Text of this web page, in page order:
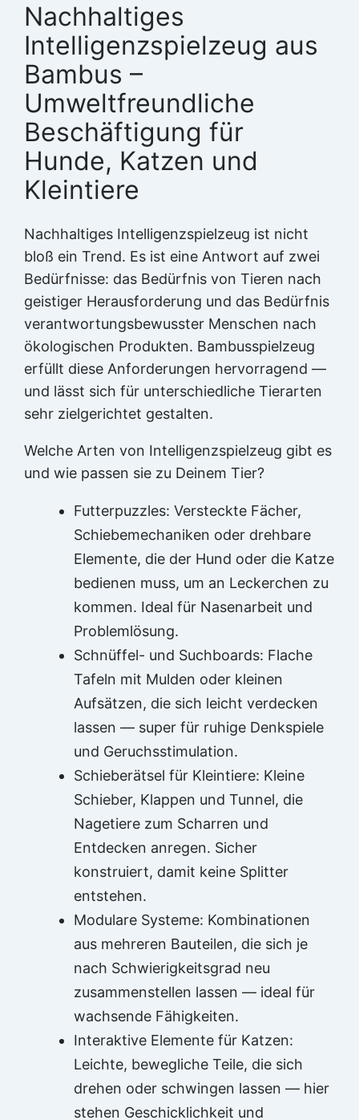
Nachhaltiges
Intelligenzspielzeug aus
Bambus –
Umweltfreundliche
Beschäftigung für
Hunde, Katzen und
Kleintiere
Nachhaltiges Intelligenzspielzeug ist nicht
bloß ein Trend. Es ist eine Antwort auf zwei
Bedürfnisse: das Bedürfnis von Tieren nach
geistiger Herausforderung und das Bedürfnis
verantwortungsbewusster Menschen nach
ökologischen Produkten. Bambusspielzeug
erfüllt diese Anforderungen hervorragend —
und lässt sich für unterschiedliche Tierarten
sehr zielgerichtet gestalten.
Welche Arten von Intelligenzspielzeug gibt es
und wie passen sie zu Deinem Tier?
Futterpuzzles: Versteckte Fächer,
Schiebemechaniken oder drehbare
Elemente, die der Hund oder die Katze
bedienen muss, um an Leckerchen zu
kommen. Ideal für Nasenarbeit und
Problemlösung.
Schnüffel- und Suchboards: Flache
Tafeln mit Mulden oder kleinen
Aufsätzen, die sich leicht verdecken
lassen — super für ruhige Denkspiele
und Geruchsstimulation.
Schieberätsel für Kleintiere: Kleine
Schieber, Klappen und Tunnel, die
Nagetiere zum Scharren und
Entdecken anregen. Sicher
konstruiert, damit keine Splitter
entstehen.
Modulare Systeme: Kombinationen
aus mehreren Bauteilen, die sich je
nach Schwierigkeitsgrad neu
zusammenstellen lassen — ideal für
wachsende Fähigkeiten.
Interaktive Elemente für Katzen:
Leichte, bewegliche Teile, die sich
drehen oder schwingen lassen — hier
stehen Geschicklichkeit und